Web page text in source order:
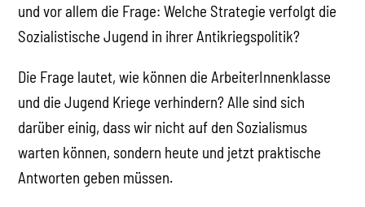
und vor allem die Frage: Welche Strategie verfolgt die
Sozialistische Jugend in ihrer Antikriegspolitik?
Die Frage lautet, wie können die ArbeiterInnenklasse
und die Jugend Kriege verhindern? Alle sind sich
darüber einig, dass wir nicht auf den Sozialismus
warten können, sondern heute und jetzt praktische
Antworten geben müssen.